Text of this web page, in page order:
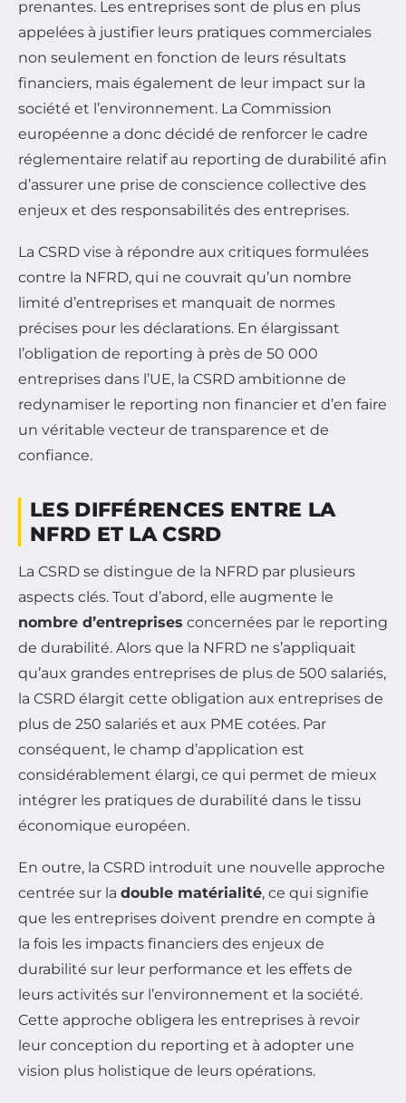
prenantes. Les entreprises sont de plus en plus
appelées à justifier leurs pratiques commerciales
non seulement en fonction de leurs résultats
financiers, mais également de leur impact sur la
société et l’environnement. La Commission
européenne a donc décidé de renforcer le cadre
réglementaire relatif au reporting de durabilité afin
d’assurer une prise de conscience collective des
enjeux et des responsabilités des entreprises.
La CSRD vise à répondre aux critiques formulées
contre la NFRD, qui ne couvrait qu’un nombre
limité d’entreprises et manquait de normes
précises pour les déclarations. En élargissant
l’obligation de reporting à près de 50 000
entreprises dans l’UE, la CSRD ambitionne de
redynamiser le reporting non financier et d’en faire
un véritable vecteur de transparence et de
confiance.
LES DIFFÉRENCES ENTRE LA
NFRD ET LA CSRD
La CSRD se distingue de la NFRD par plusieurs
aspects clés. Tout d’abord, elle augmente le
nombre d’entreprises concernées par le reporting
de durabilité. Alors que la NFRD ne s’appliquait
qu’aux grandes entreprises de plus de 500 salariés,
la CSRD élargit cette obligation aux entreprises de
plus de 250 salariés et aux PME cotées. Par
conséquent, le champ d’application est
considérablement élargi, ce qui permet de mieux
intégrer les pratiques de durabilité dans le tissu
économique européen.
En outre, la CSRD introduit une nouvelle approche
centrée sur la double matérialité, ce qui signifie
que les entreprises doivent prendre en compte à
la fois les impacts financiers des enjeux de
durabilité sur leur performance et les effets de
leurs activités sur l’environnement et la société.
Cette approche obligera les entreprises à revoir
leur conception du reporting et à adopter une
vision plus holistique de leurs opérations.